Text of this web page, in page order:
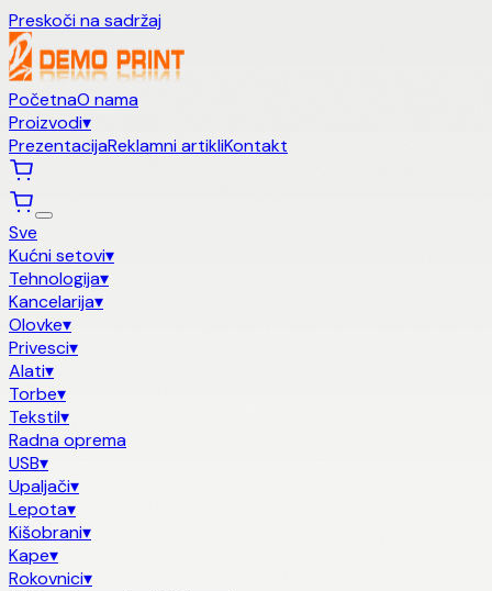
Preskoči na sadržaj
PočetnaO nama
Proizvodi▾
PrezentacijaReklamni artikliKontakt
Sve
Kućni setovi▾
Tehnologija▾
Kancelarija▾
Olovke▾
Privesci▾
Alati▾
Torbe▾
Tekstil▾
Radna oprema
USB▾
Upaljači▾
Lepota▾
Kišobrani▾
Kape▾
Rokovnici▾